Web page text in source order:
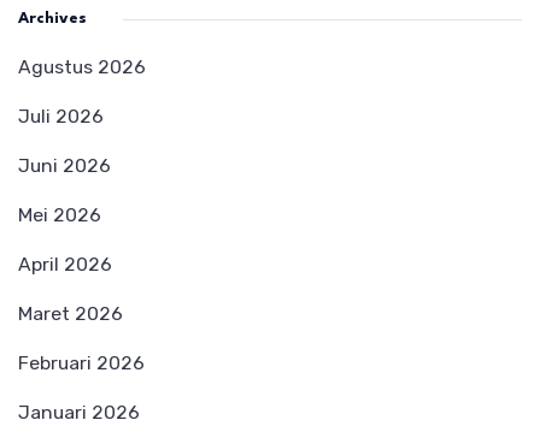
Archives
Agustus 2026
Juli 2026
Juni 2026
Mei 2026
April 2026
Maret 2026
Februari 2026
Januari 2026